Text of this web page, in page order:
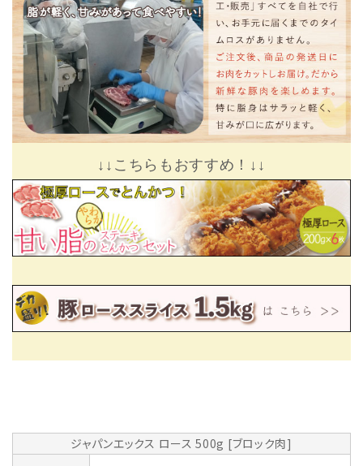
↓↓こちらもおすすめ！↓↓
ジャパンエックス ロース 500g [ブロック肉]